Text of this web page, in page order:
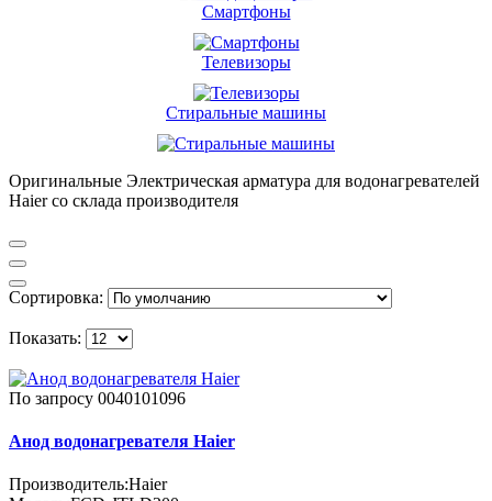
Смартфоны
Телевизоры
Стиральные машины
Оригинальные Электрическая арматура для водонагревателей
Haier со склада производителя
Сортировка:
Показать:
По запросу 0040101096
Анод водонагревателя Haier
Производитель:Haier